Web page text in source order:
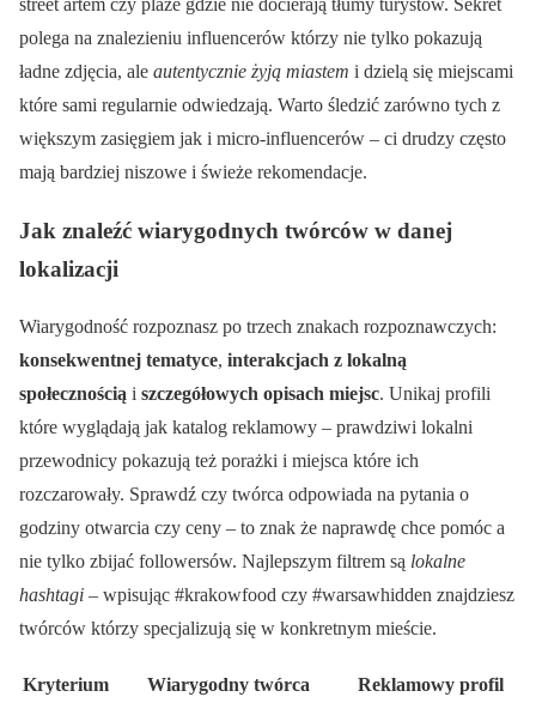
polega na znalezieniu influencerów którzy nie tylko pokazują
ładne zdjęcia, ale autentycznie żyją miastem i dzielą się miejscami
które sami regularnie odwiedzają. Warto śledzić zarówno tych z
większym zasięgiem jak i micro-influencerów – ci drudzy często
mają bardziej niszowe i świeże rekomendacje.
Jak znaleźć wiarygodnych twórców w danej
lokalizacji
Wiarygodność rozpoznasz po trzech znakach rozpoznawczych:
konsekwentnej tematyce, interakcjach z lokalną
społecznością i szczegółowych opisach miejsc. Unikaj profili
które wyglądają jak katalog reklamowy – prawdziwi lokalni
przewodnicy pokazują też porażki i miejsca które ich
rozczarowały. Sprawdź czy twórca odpowiada na pytania o
godziny otwarcia czy ceny – to znak że naprawdę chce pomóc a
nie tylko zbijać followersów. Najlepszym filtrem są lokalne
hashtagi – wpisując #krakowfood czy #warsawhidden znajdziesz
twórców którzy specjalizują się w konkretnym mieście.
Kryterium Wiarygodny twórca
Reklamowy profil